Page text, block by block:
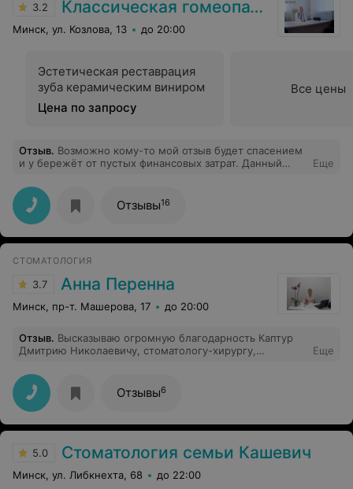
3.2 Классическая гомеопатия и современная стоматология
Минск, ул. Козлова, 13 до 20:00
Эстетическая реставрация
зуба керамическим виниром
Цена по запросу
Все цены
Отзыв. Возможно кому-то мой отзыв будет спасением
и у бережёт от пустых финансовых затрат. Данный
классической гомеопатии. Назначения делаются
совершенно не корректно. Консультация проходит
быстро, врача даже не интересуют элементарные
вопросы, которые нужно знать Гомеопат. Не могу
судить о квалификации светил, но гомеопатией
искать реальных специалистов, но уже онлайн, где
консультация 2 часа, а не 10 минут. Пусть и дороже, но
с пользой
Еще
Отзывы16
СТОМАТОЛОГИЯ
3.7 Анна Перенна
Минск, пр-т. Машерова, 17 до 20:00
Отзыв. Высказываю огромную благодарность Каптур
Дмитрию Николаевичу, стоматологу-хирургу,
Благодарю.
Еще
Отзывы6
5.0 Стоматология семьи Кашевич
Минск, ул. Либкнехта, 68 до 22:00